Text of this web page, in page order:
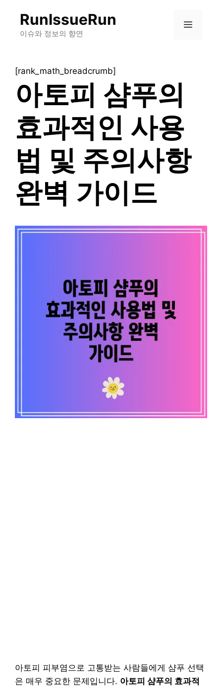
RunIssueRun
이슈와 정보의 향연
메
[rank_math_breadcrumb]
아토피 샴푸의
효과적인 사용
법 및 주의사항
완벽 가이드
아토피 피부염으로 고통받는 사람들에게 샴푸 선택
은 매우 중요한 문제입니다. 아토피 샴푸의 효과적